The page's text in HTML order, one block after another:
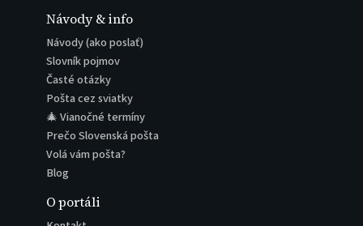
Návody & info
Návody (ako poslať)
Slovník pojmov
Časté otázky
Pošta cez sviatky
🎄 Vianočné termíny
Prečo Slovenská pošta
Volá vám pošta?
Blog
O portáli